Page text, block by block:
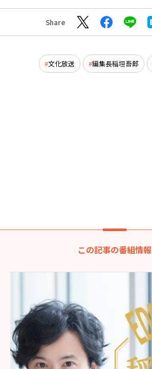
Share
文化放送 編集長稲垣吾郎
この記事の番組情報